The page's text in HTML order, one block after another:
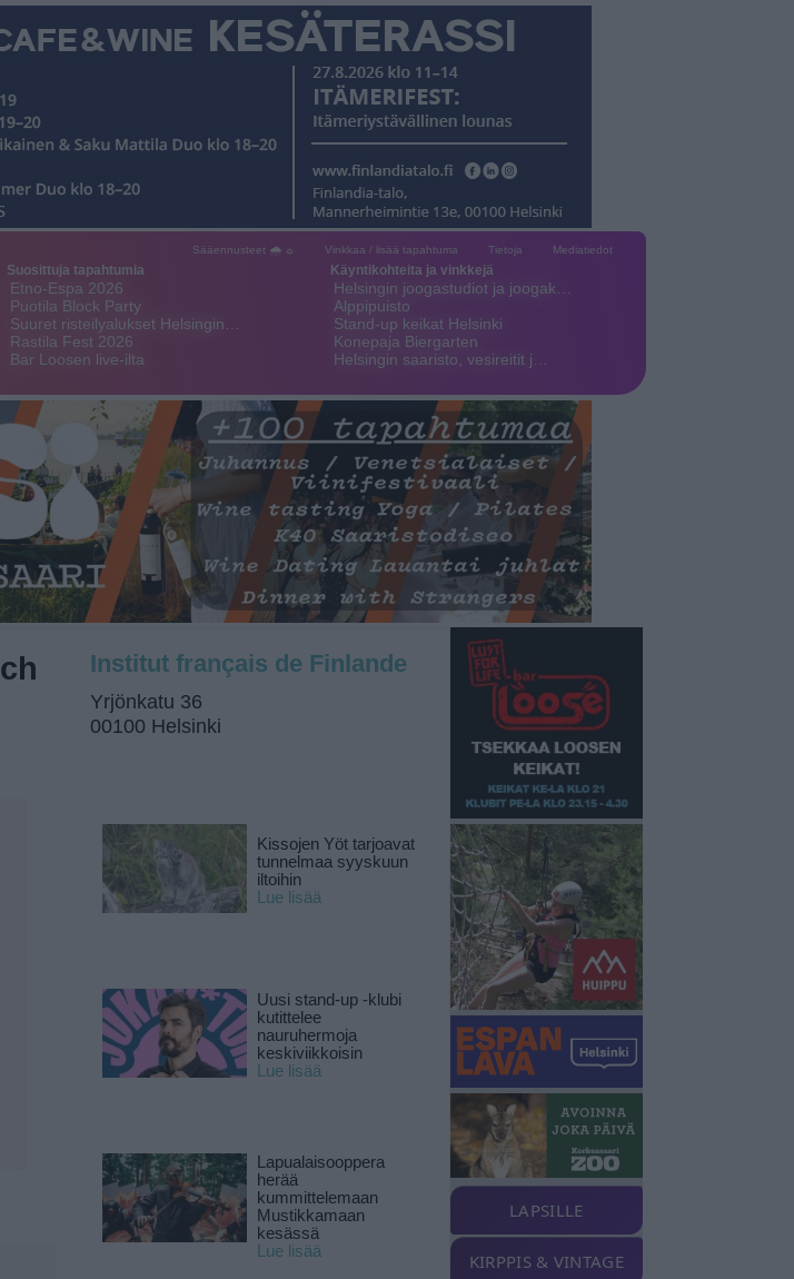
Sääennusteet 🌧 ☼ Vinkkaa / lisää tapahtuma Tietoja Mediatiedot
Suosittuja tapahtumia
Etno-Espa 2026
Puotila Block Party
Suuret risteilyalukset Helsingin…
Rastila Fest 2026
Bar Loosen live-ilta
Käyntikohteita ja vinkkejä
Helsingin joogastudiot ja joogak…
Alppipuisto
Stand-up keikat Helsinki
Konepaja Biergarten
Helsingin saaristo, vesireitit j…
Institut français de Finlande
Yrjönkatu 36
00100 Helsinki
Kissojen Yöt tarjoavat
tunnelmaa syyskuun
iltoihin
Lue lisää
Uusi stand-up -klubi
kutittelee
nauruhermoja
keskiviikkoisin
Lue lisää
Lapualaisooppera
herää
kummittelemaan
Mustikkamaan
kesässä
Lue lisää
LAPSILLE
KIRPPIS & VINTAGE